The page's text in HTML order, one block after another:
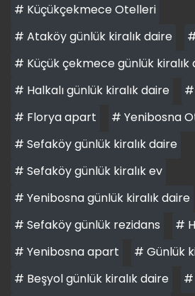
# Küçükçekmece Otelleri
# Ataköy günlük kiralık daire
# Küçük çekmece günlük kiralık
# Halkalı günlük kiralık daire
#
# Florya apart
# Yenibosna
# Sefaköy günlük kiralık daire
# Sefaköy günlük kiralık ev
# Yenibosna günlük kiralık daire
# Sefaköy günlük rezidans
#
# Yenibosna apart
# Günlük
# Beşyol günlük kiralık daire
#